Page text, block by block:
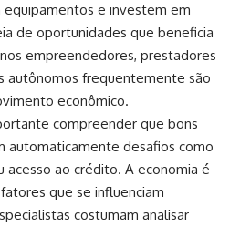
e investem em
de oportunidades que beneficia
empreendedores, prestadores
autônomos frequentemente são
econômico.
compreender que bons
automaticamente desafios como
acesso ao crédito. A economia é
que se influenciam
costumam analisar